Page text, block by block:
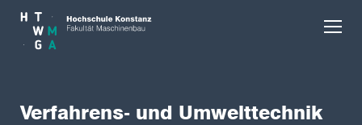
Skip to main content
Verfahrens- und Umwelttechnik